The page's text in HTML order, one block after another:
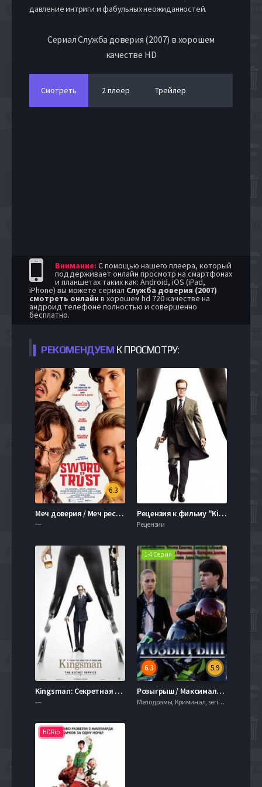
давление интриги и фабульных неожиданностей.
Сериал Служба доверия (2007) в хорошем
качестве HD
Смотреть 2 плеер Трейлер
Внимание: С помощью нашего плеера, который
поддерживает онлайн просмотр на смартфонах
и планшетах таких как: Android, iOS (iPad,
iPhone) вы можете сериал Служба доверия (2007)
смотреть онлайн в хорошем hd 720 качестве на
андроид телефоне полностью и совершенно
бесплатно.
РЕКОМЕНДУЕМ К ПРОСМОТРУ:
6.3
Меч доверия / Меч республиканцев (2019)
---
Рецензия к фильму "Kingsman: Секретная служба" 2015
Рецензии
Kingsman: Секретная служба 2 (2017)
---
1-4 Серия
5.9
6.3
Розыгрыш / Максимальный уровень доверия (2015)
Мелодрамы, Криминал, serial.mob
HDRip